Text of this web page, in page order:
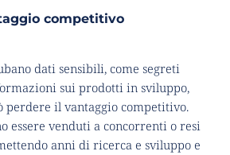
competitivo
dati sensibili, come segreti
sui prodotti in sviluppo,
perdere il vantaggio competitivo.
essere venduti a concorrenti o resi
anni di ricerca e sviluppo e